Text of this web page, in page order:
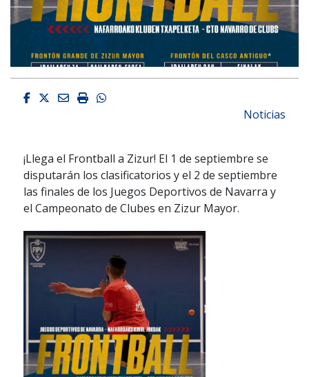
Facebook
Twitter
EmailImprimirWhatsapp
Noticias
¡Llega el Frontball a Zizur! El 1 de septiembre se
disputarán los clasificatorios y el 2 de septiembre
las finales de los Juegos Deportivos de Navarra y
el Campeonato de Clubes en Zizur Mayor.